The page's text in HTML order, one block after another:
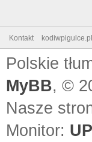
Kontakt kodiwpigulce.pl
Polskie
MyBB, ©
Nasze
Monitor: